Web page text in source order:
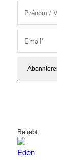
Beliebt